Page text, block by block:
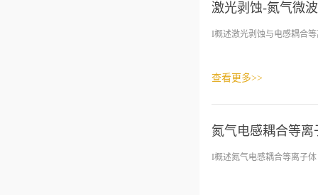
激光剥蚀-氮气微
I概述激光剥蚀与电感耦合
查看更多>>
氮气电感耦合等
I概述氮气电感耦合等离子